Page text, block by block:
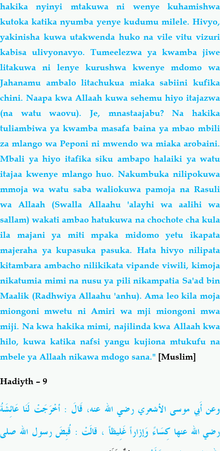
hakika nyinyi mtakuwa ni wenye kuhamishwa
kutoka katika nyumba yenye kudumu milele. Hivyo,
yakinisha kuwa utakwenda huko na vile vitu vizuri
kabisa ulivyonavyo. Tumeelezwa ya kwamba jiwe
litakuwa ni lenye kurushwa kwenye mdomo wa
Jahanamu ambalo litachukua miaka sabiini kufika
chini. Naapa kwa Allaah kuwa sehemu hiyo itajazwa
(na watu waovu). Je, mnastaajabu? Na hakika
tuliambiwa ya kwamba masafa baina ya mbao mbili
za mlango wa Peponi ni mwendo wa miaka arobaini.
Mbali ya hiyo itafika siku ambapo halaiki ya watu
itajaa kwenye mlango huo. Nakumbuka nilipokuwa
mmoja wa watu saba waliokuwa pamoja na Rasuli
wa Allaah (Swalla Allaahu 'alayhi wa aalihi wa
sallam) wakati ambao hatukuwa na chochote cha kula
ila majani ya miti mpaka midomo yetu ikapata
majeraha ya kupasuka pasuka. Hata hivyo nilipata
kitambara ambacho nilikikata vipande viwili, kimoja
nikatumia mimi na nusu ya pili nikampatia Sa'ad bin
Maalik (Radhwiya Allaahu 'anhu). Ama leo kila moja
miongoni mwetu ni Amiri wa mji miongoni mwa
miji. Na kwa hakika mimi, najilinda kwa Allaah kwa
hilo, kuwa katika nafsi yangu kujiona mtukufu na
mbele ya Allaah nikawa mdogo sana." [Muslim]
Hadiyth – 9
وعن أَبي موسى الأشعريرضي الله عنه، قَالَ : أخْرَجَتْ لَنَا عَائِشَةُ
رضي الله عنها كِسَاءً وَإزاراً غَلِيظاً ، قالَتْ : قُبِضَ رسول الله صلى